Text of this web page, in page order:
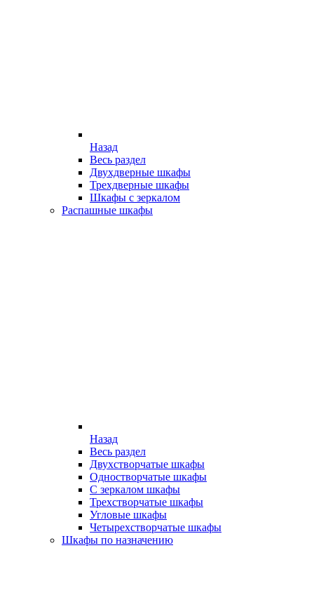
Назад
Весь раздел
Двухдверные шкафы
Трехдверные шкафы
Шкафы с зеркалом
Распашные шкафы
Назад
Весь раздел
Двухстворчатые шкафы
Одностворчатые шкафы
С зеркалом шкафы
Трехстворчатые шкафы
Угловые шкафы
Четырехстворчатые шкафы
Шкафы по назначению